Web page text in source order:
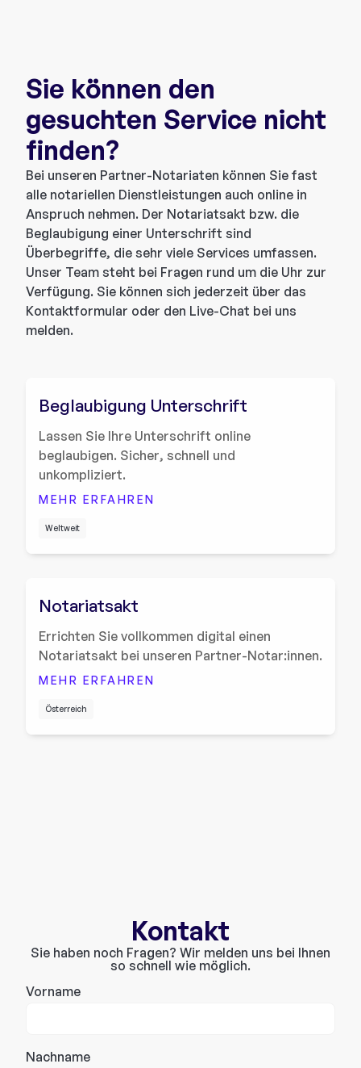
Sie können den
gesuchten Service nicht
finden?
Bei unseren Partner-Notariaten können Sie fast
alle notariellen Dienstleistungen auch online in
Anspruch nehmen. Der Notariatsakt bzw. die
Beglaubigung einer Unterschrift sind
Überbegriffe, die sehr viele Services umfassen.
Unser Team steht bei Fragen rund um die Uhr zur
Verfügung. Sie können sich jederzeit über das
Kontaktformular oder den Live-Chat bei uns
melden.
Weltweit
Beglaubigung Unterschrift
Lassen Sie Ihre Unterschrift online
beglaubigen. Sicher, schnell und
unkompliziert.
MEHR ERFAHREN
Österreich
Notariatsakt
Errichten Sie vollkommen digital einen
Notariatsakt bei unseren Partner-Notar:innen.
MEHR ERFAHREN
Kontakt
Sie haben noch Fragen? Wir melden uns bei Ihnen
so schnell wie möglich.
Vorname
Nachname